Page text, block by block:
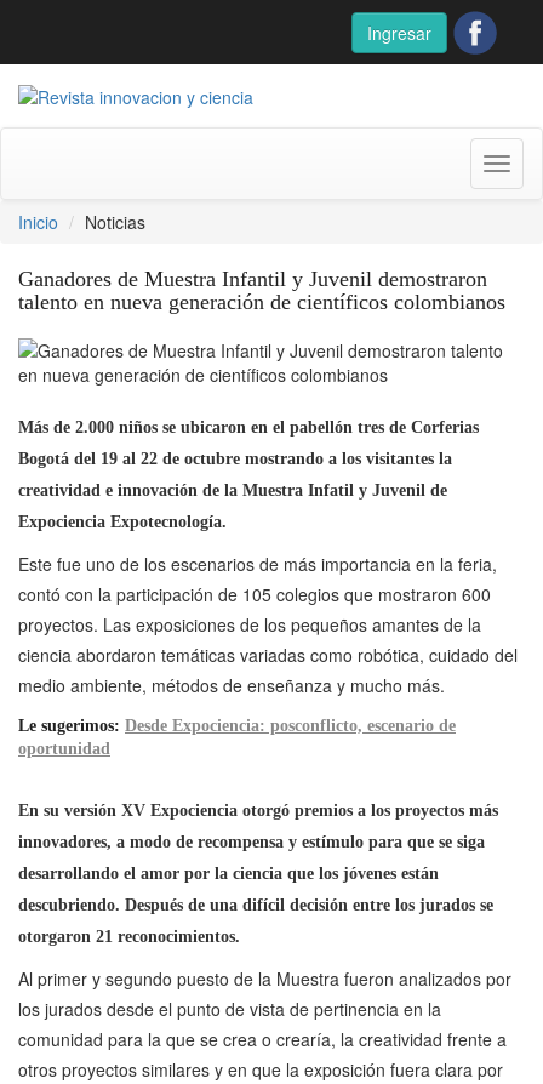
Ingresar
Inicio
Noticias
Ganadores de Muestra Infantil y Juvenil demostraron
talento en nueva generación de científicos colombianos
Más de 2.000 niños se ubicaron en el pabellón tres de Corferias
Bogotá del 19 al 22 de octubre mostrando a los visitantes la
creatividad e innovación de la Muestra Infatil y Juvenil de
Expociencia Expotecnología.
Este fue uno de los escenarios de más importancia en la feria,
contó con la participación de 105 colegios que mostraron 600
proyectos. Las exposiciones de los pequeños amantes de la
ciencia abordaron temáticas variadas como robótica, cuidado del
medio ambiente, métodos de enseñanza y mucho más.
Le sugerimos: Desde Expociencia: posconflicto, escenario de
oportunidad
En su versión XV Expociencia otorgó premios a los proyectos más
innovadores, a modo de recompensa y estímulo para que se siga
desarrollando el amor por la ciencia que los jóvenes están
descubriendo. Después de una difícil decisión entre los jurados se
otorgaron 21 reconocimientos.
Al primer y segundo puesto de la Muestra fueron analizados por
los jurados desde el punto de vista de pertinencia en la
comunidad para la que se crea o crearía, la creatividad frente a
otros proyectos similares y en que la exposición fuera clara por